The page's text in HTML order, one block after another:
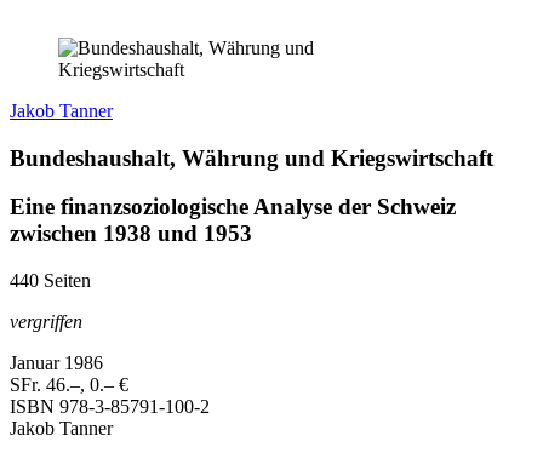
Jakob Tanner
Bundeshaushalt, Währung und Kriegswirtschaft
Eine finanzsoziologische Analyse der Schweiz
zwischen 1938 und 1953
440 Seiten
vergriffen
Januar 1986
SFr. 46.–, 0.– €
ISBN 978-3-85791-100-2
Jakob Tanner